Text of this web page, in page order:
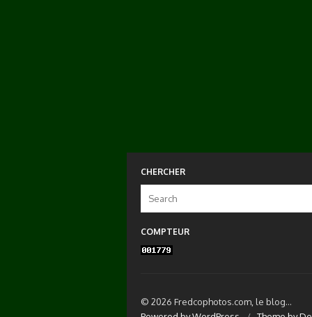
CHERCHER
for:
COMPTEUR
© 2026 Fredcophotos.com, le blog...